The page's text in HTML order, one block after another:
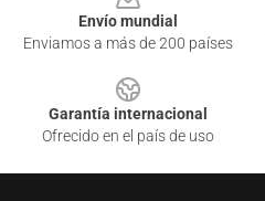
Envío mundial
Enviamos a más de 200 países
Garantía internacional
Ofrecido en el país de uso